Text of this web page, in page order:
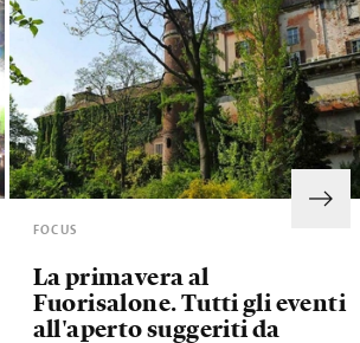
FOCUS
La primavera al
Fuorisalone. Tutti gli eventi
all'aperto suggeriti da